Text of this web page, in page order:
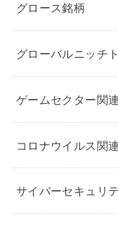
グロース銘柄
グローバルニッチ
ゲームセクター関
コロナウイルス関
サイバーセキュリ